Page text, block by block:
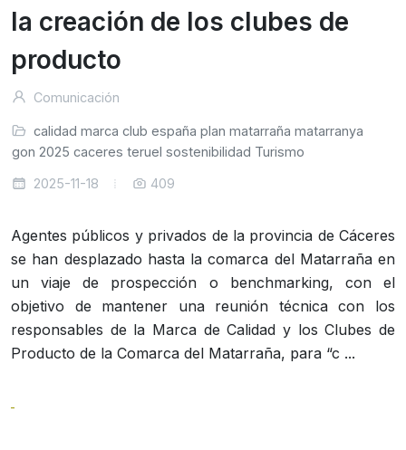
la creación de los clubes de
producto
Comunicación
calidad marca club españa plan matarraña matarranya
2025 caceres teruel sostenibilidad Turismo
2025-11-18 409
Agentes públicos y privados de la provincia de Cáceres
se han desplazado hasta la comarca del Matarraña en
un viaje de prospección o benchmarking, con el
objetivo de mantener una reunión técnica con los
responsables de la Marca de Calidad y los Clubes de
Producto de la Comarca del Matarraña, para “c ...